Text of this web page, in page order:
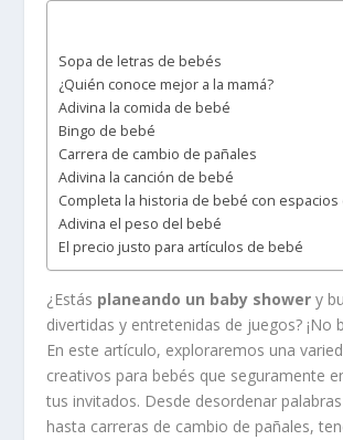
Sopa de letras de bebés
¿Quién conoce mejor a la mamá?
Adivina la comida de bebé
Bingo de bebé
Carrera de cambio de pañales
Adivina la canción de bebé
Completa la historia de bebé con espacios
Adivina el peso del bebé
El precio justo para artículos de bebé
¿Estás planeando un baby shower y
divertidas y entretenidas de juegos? ¡No
En este artículo, exploraremos una
creativos para bebés que seguramente
tus invitados. Desde desordenar
hasta carreras de cambio de pañales,